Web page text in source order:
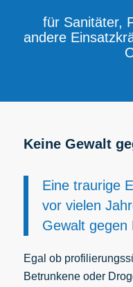
für Sanitäter,
andere
Keine Gewalt
Eine traurige
vor vielen
Gewalt gegen
Egal ob
Betrunkene oder